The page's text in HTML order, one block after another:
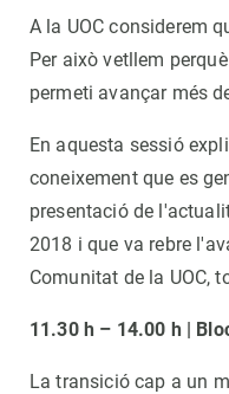
A la UOC considerem
Per això vetllem
permeti avançar més
En aquesta sessió
coneixement que es
presentació de
2018 i que va rebre
Comunitat de la UOC,
11.30 h – 14.00 h |
La transició cap a un